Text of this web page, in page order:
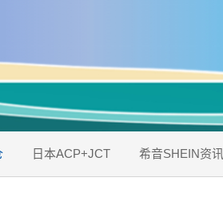
日本ACP+JCT 希音SHEIN资讯